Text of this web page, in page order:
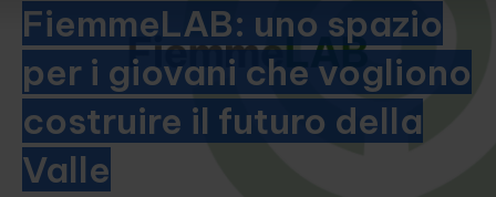
FiemmeLAB: uno spazio
per i giovani che vogliono
costruire il futuro della
Valle